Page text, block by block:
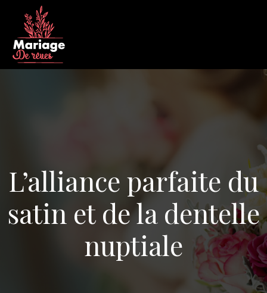
L’alliance parfaite du
satin et de la dentelle
nuptiale